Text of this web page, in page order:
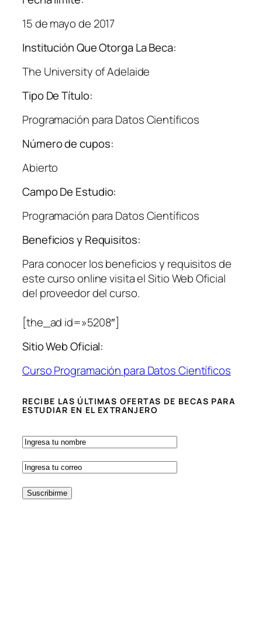
15 de mayo de 2017
Institución Que Otorga La Beca:
The University of Adelaide
Tipo De Título:
Programación para Datos Científicos
Número de cupos:
Abierto
Campo De Estudio:
Programación para Datos Científicos
Beneficios y Requisitos:
Para conocer los beneficios y requisitos de
este curso online visita el Sitio Web Oficial
del proveedor del curso.
[the_ad id=»5208″]
Sitio Web Oficial:
Curso Programación para Datos Científicos
RECIBE LAS ÚLTIMAS OFERTAS DE BECAS PARA
ESTUDIAR EN EL EXTRANJERO